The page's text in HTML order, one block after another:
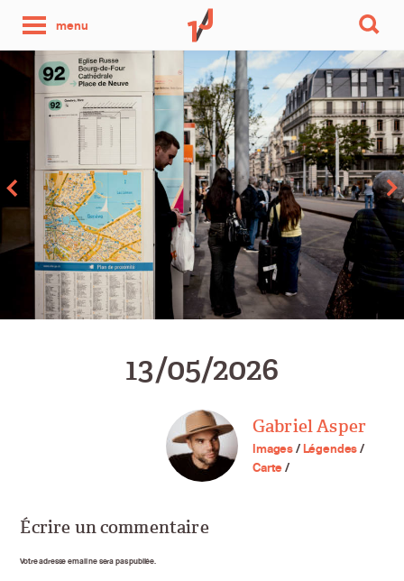
menu
photo
par
jour
13/05/2026
Gabriel Asper
Images/Légendes/
Carte/
Écrire un commentaire
Votre adresse email ne sera pas publiée.